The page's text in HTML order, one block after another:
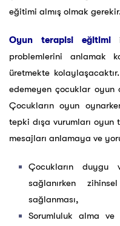
eğitimi almış olmak
Oyun terapisi eğitimi
problemlerini anlamak
üretmekte
edemeyen çocuklar oyun
Çocukların oyun
tepki dışa vurumları
mesajları anlamaya ve
Çocukların duygu
sağlanırken
sağlanması,
Sorumluluk alma